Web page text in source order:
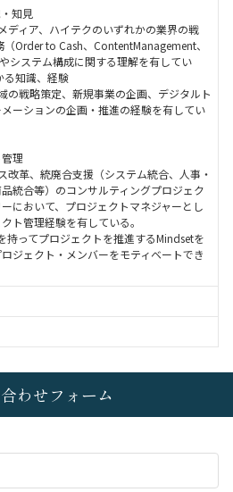
知見
ディア、ハイテクのいずれかの業界の戦
（Order to Cash、ContentManagement、
システム構成に関する理解を有してい
る知識、経験
の戦略策定、新規事業の企画、デジタルト
ーションの企画・推進の経験を有してい
理
改革、統廃合支援（システム統合、人事・
統合等）のコンサルティングプロジェク
において、プロジェクトマネジャーとし
ト管理経験を有している。
持ってプロジェクトを推進するMindsetを
ジェクト・メンバーをモティベートでき
わせフォーム